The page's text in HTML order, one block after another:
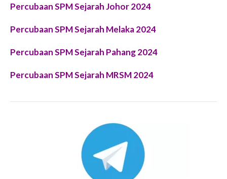
Percubaan SPM Sejarah Johor 2024
Percubaan SPM Sejarah Melaka 2024
Percubaan SPM Sejarah Pahang 2024
Percubaan SPM Sejarah MRSM 2024